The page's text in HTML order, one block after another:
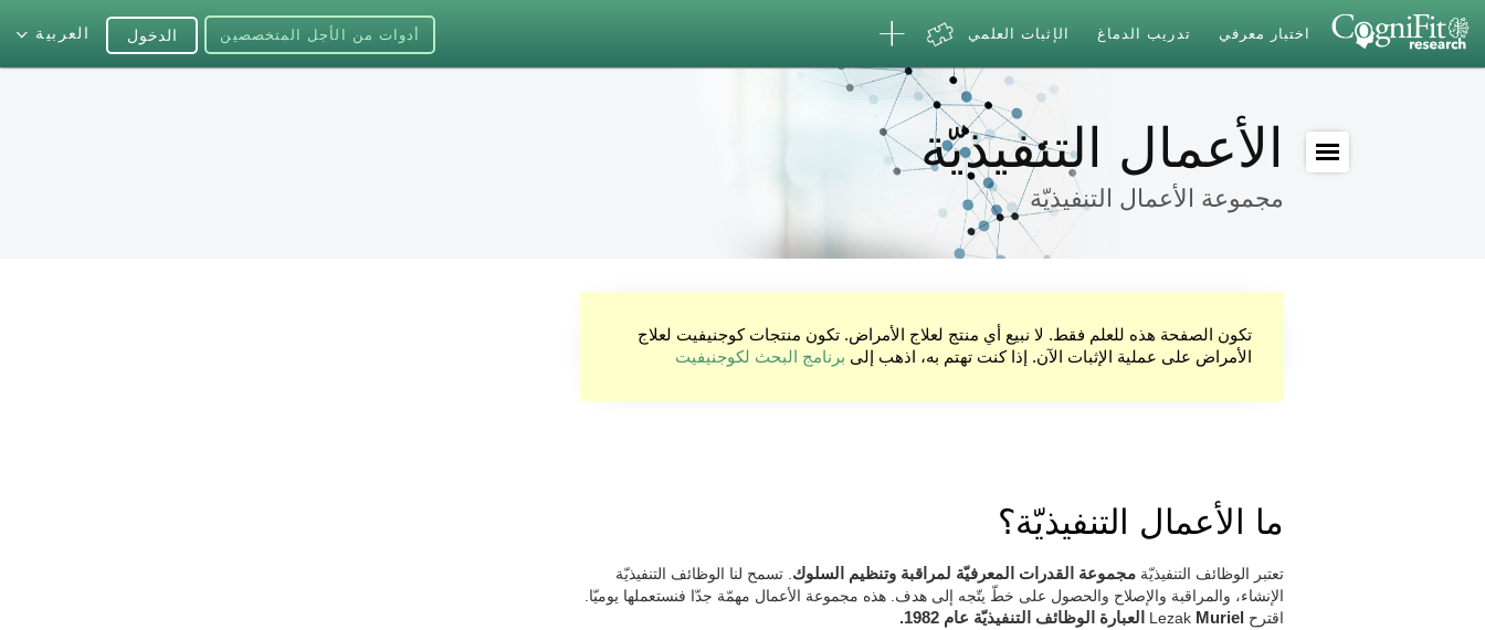
اختبار معرفي تدريب الدماغ الإثبات العلمي أدوات من الأجل المتخصصين العربية الدخول
الأعمال التنفيذيّة
مجموعة الأعمال التنفيذيّة
تكون الصفحة هذه للعلم فقط. لا نبيع أي منتج لعلاج الأمراض. تكون منتجات كوجنيفيت لعلاج
الأمراض على عملية الإثبات الآن. إذا كنت تهتم به، اذهب إلى برنامج البحث لكوجنيفيت
ما الأعمال التنفيذيّة؟
تعتبر الوظائف التنفيذيّة مجموعة القدرات المعرفيّة لمراقبة وتنظيم السلوك . تسمح لنا الوظائف التنفيذيّة
الإنشاء، والمراقبة والإصلاح والحصول على خطّ يتّجه إلى هدف. هذه مجموعة الأعمال مهمّة جدّا فنستعملها يوميّا.
اقترح Lezak Muriel العبارة الوظائف التنفيذيّة عام 1982.